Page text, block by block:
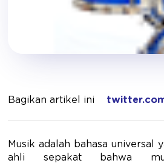
Bagikan artikel ini
Musik adalah bahasa universal
ahli sepakat bahwa